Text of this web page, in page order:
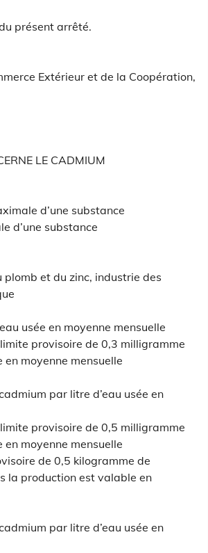
présent arrêté.
Extérieur et de la Coopération,
LE CADMIUM
d’une substance
d’une substance
et du zinc, industrie des
usée en moyenne mensuelle
provisoire de 0,3 milligramme
moyenne mensuelle
par litre d’eau usée en
provisoire de 0,5 milligramme
moyenne mensuelle
de 0,5 kilogramme de
la production est valable en
par litre d’eau usée en